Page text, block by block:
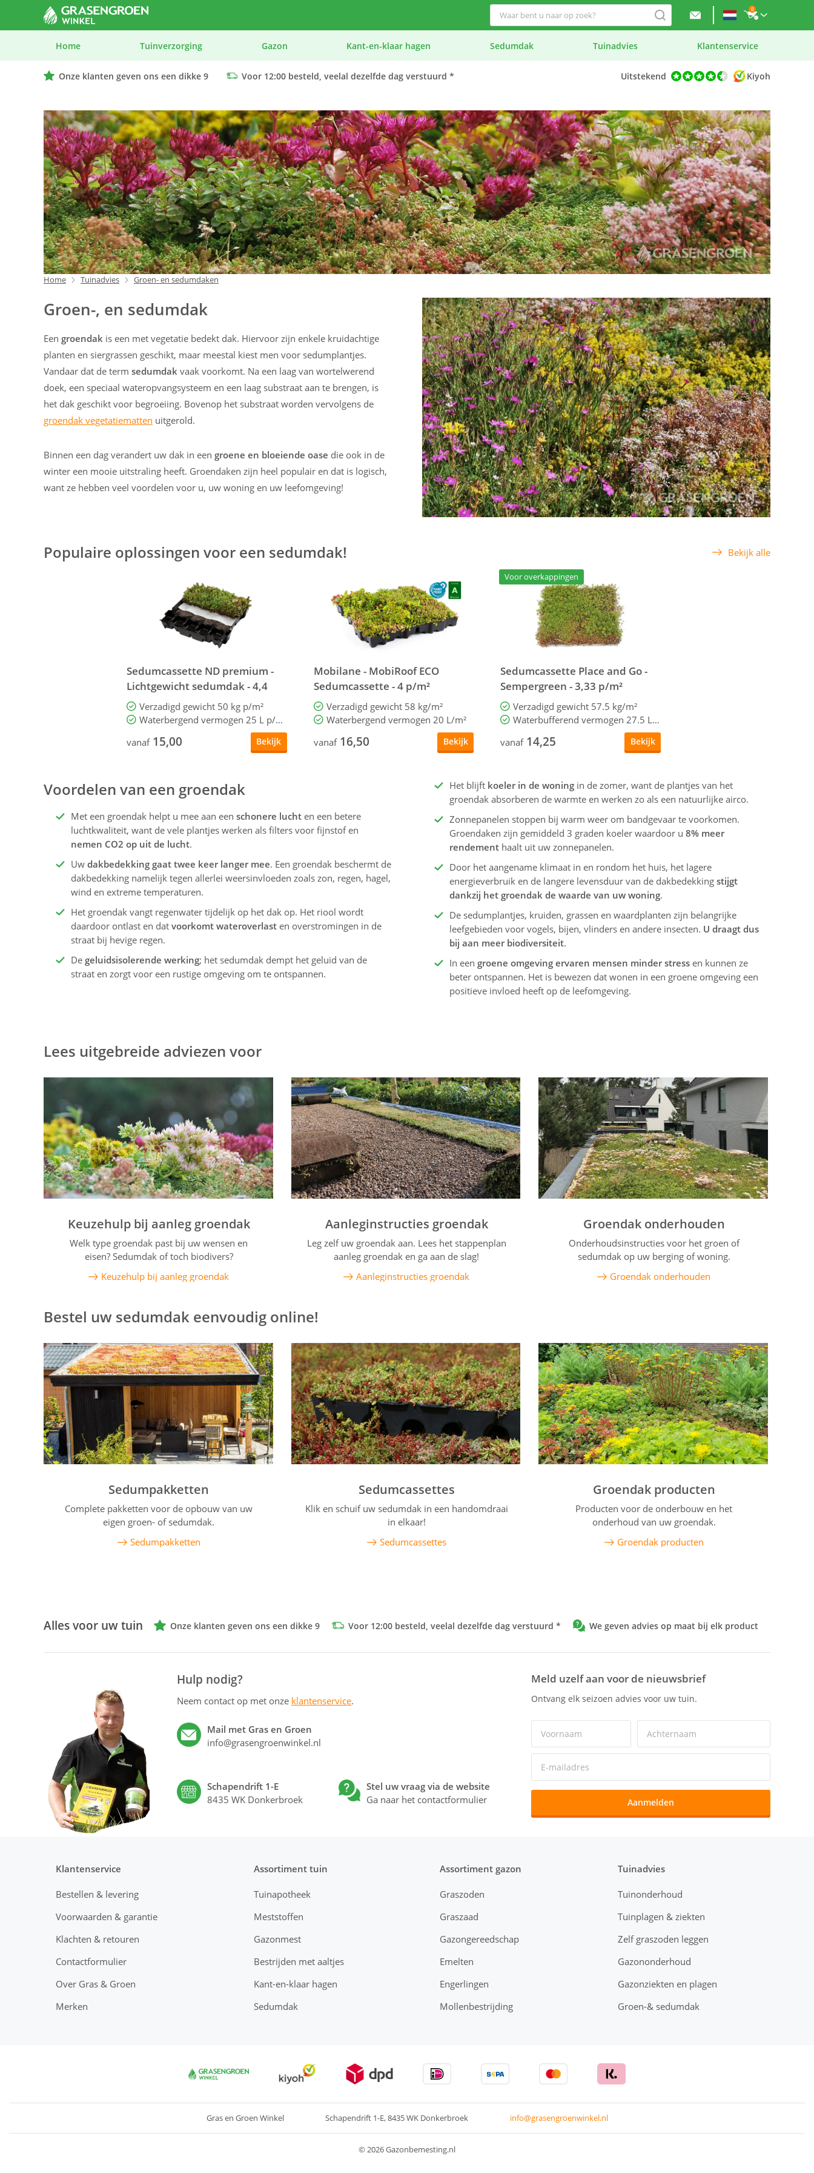
0
Home Tuinverzorging Gazon Kant-en-klaar hagen Sedumdak Tuinadvies Klantenservice
Onze klanten geven ons een dikke 9
Voor 12:00 besteld, veelal dezelfde dag verstuurd *
Uitstekend Kiyoh
Home Tuinadvies Groen- en sedumdaken
Groen-, en sedumdak
Een groendak is een met vegetatie bedekt dak. Hiervoor zijn enkele kruidachtige
planten en siergrassen geschikt, maar meestal kiest men voor sedumplantjes.
Vandaar dat de term sedumdak vaak voorkomt. Na een laag van wortelwerend
doek, een speciaal wateropvangsysteem en een laag substraat aan te brengen, is
het dak geschikt voor begroeiing. Bovenop het substraat worden vervolgens de
groendak vegetatiematten uitgerold.
Binnen een dag verandert uw dak in een groene en bloeiende oase die ook in de
winter een mooie uitstraling heeft. Groendaken zijn heel populair en dat is logisch,
want ze hebben veel voordelen voor u, uw woning en uw leefomgeving!
Populaire oplossingen voor een sedumdak! Bekijk alle
Sedumcassette ND premium -
Lichtgewicht sedumdak - 4,4
p/m²Verzadigd gewicht 50 kg p/m²
Waterbergend vermogen 25 L p/m²
vanaf 15,00 Bekijk
Mobilane - MobiRoof ECO
Sedumcassette - 4 p/m²
Verzadigd gewicht 58 kg/m²
Waterbergend vermogen 20 L/m²
vanaf 16,50 Bekijk
Voor overkappingen
Sedumcassette Place and Go -
Sempergreen - 3,33 p/m²
Verzadigd gewicht 57.5 kg/m²
Waterbufferend vermogen 27.5 L/m²
vanaf 14,25 Bekijk
Voordelen van een groendak
Met een groendak helpt u mee aan een schonere lucht en een betere
luchtkwaliteit, want de vele plantjes werken als filters voor fijnstof en
nemen CO2 op uit de lucht.
Uw dakbedekking gaat twee keer langer mee. Een groendak beschermt de
dakbedekking namelijk tegen allerlei weersinvloeden zoals zon, regen, hagel,
wind en extreme temperaturen.
Het groendak vangt regenwater tijdelijk op het dak op. Het riool wordt
daardoor ontlast en dat voorkomt wateroverlast en overstromingen in de
straat bij hevige regen.
De geluidsisolerende werking; het sedumdak dempt het geluid van de
straat en zorgt voor een rustige omgeving om te ontspannen.
Het blijft koeler in de woning in de zomer, want de plantjes van het
groendak absorberen de warmte en werken zo als een natuurlijke airco.
Zonnepanelen stoppen bij warm weer om bandgevaar te voorkomen.
Groendaken zijn gemiddeld 3 graden koeler waardoor u 8% meer
rendement haalt uit uw zonnepanelen.
Door het aangename klimaat in en rondom het huis, het lagere
energieverbruik en de langere levensduur van de dakbedekking stijgt
dankzij het groendak de waarde van uw woning.
De sedumplantjes, kruiden, grassen en waardplanten zijn belangrijke
leefgebieden voor vogels, bijen, vlinders en andere insecten. U draagt dus
bij aan meer biodiversiteit.
In een groene omgeving ervaren mensen minder stress en kunnen ze
beter ontspannen. Het is bewezen dat wonen in een groene omgeving een
positieve invloed heeft op de leefomgeving.
Lees uitgebreide adviezen voor
Keuzehulp bij aanleg groendak
Welk type groendak past bij uw wensen en
eisen? Sedumdak of toch biodivers?
Keuzehulp bij aanleg groendak
Aanleginstructies groendak
Leg zelf uw groendak aan. Lees het stappenplan
aanleg groendak en ga aan de slag!
Aanleginstructies groendak
Groendak onderhouden
Onderhoudsinstructies voor het groen of
sedumdak op uw berging of woning.
Groendak onderhouden
Bestel uw sedumdak eenvoudig online!
Sedumpakketten
Complete pakketten voor de opbouw van uw
eigen groen- of sedumdak.
Sedumpakketten
Sedumcassettes
Klik en schuif uw sedumdak in een handomdraai
in elkaar!
Sedumcassettes
Groendak producten
Producten voor de onderbouw en het
onderhoud van uw groendak.
Groendak producten
Alles voor uw tuin Onze klanten geven ons een dikke 9 Voor 12:00 besteld, veelal dezelfde dag verstuurd * We geven advies op maat bij elk product
Hulp nodig?
Neem contact op met onze klantenservice.
Mail met Gras en Groen
info@grasengroenwinkel.nl
Schapendrift 1-E
8435 WK Donkerbroek
Stel uw vraag via de website
Ga naar het contactformulier
Meld uzelf aan voor de nieuwsbrief
Ontvang elk seizoen advies voor uw tuin.
Aanmelden
Klantenservice
Bestellen & levering
Voorwaarden & garantie
Klachten & retouren
Contactformulier
Over Gras & Groen
Merken
Assortiment tuin
Tuinapotheek
Meststoffen
Gazonmest
Bestrijden met aaltjes
Kant-en-klaar hagen
Sedumdak
Assortiment gazon
Graszoden
Graszaad
Gazongereedschap
Emelten
Engerlingen
Mollenbestrijding
Tuinadvies
Tuinonderhoud
Tuinplagen & ziekten
Zelf graszoden leggen
Gazononderhoud
Gazonziekten en plagen
Groen-& sedumdak
Gras en Groen Winkel Schapendrift 1-E 8435 WK Donkerbroek info@grasengroenwinkel.nl
© 2026 Gazonbemesting.nl